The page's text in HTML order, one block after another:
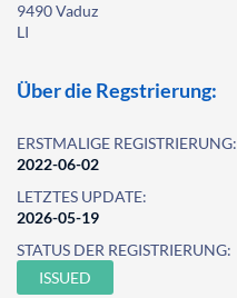
9490 Vaduz
LI
Über die Regstrierung:
ERSTMALIGE REGISTRIERUNG:
2022-06-02
LETZTES UPDATE:
2026-05-19
STATUS DER REGISTRIERUNG:
ISSUED